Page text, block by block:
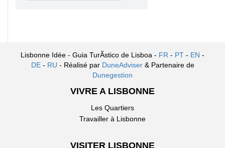
Lisbonne Idée - Guia TurÃ­stico de Lisboa - FR - PT - EN -
DE- RU - Réalisé par DuneAdviser & Partenaire de
Dunegestion
VIVRE A LISBONNE
Les Quartiers
Travailler à Lisbonne
VISITER LISBONNE